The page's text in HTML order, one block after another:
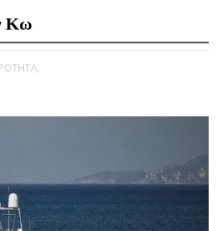
Κω